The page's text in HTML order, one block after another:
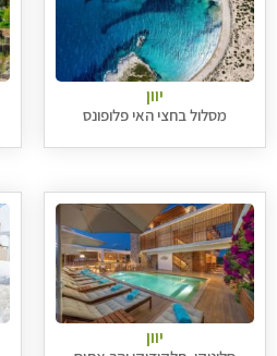
יוון
מסלול בחצי האי פלופונס
יוון